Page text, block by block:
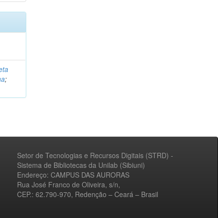
;
Setor de Tecnologias e Recursos Digitais (STRD) -
Sistema de Bibliotecas da Unilab (Sibiuni)
Endereço: CAMPUS DAS AURORAS
Rua José Franco de Oliveira, s/n,
CEP.: 62.790-970, Redenção – Ceará – Brasil